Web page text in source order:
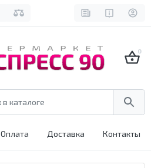
0
Оплата Доставка Контакты